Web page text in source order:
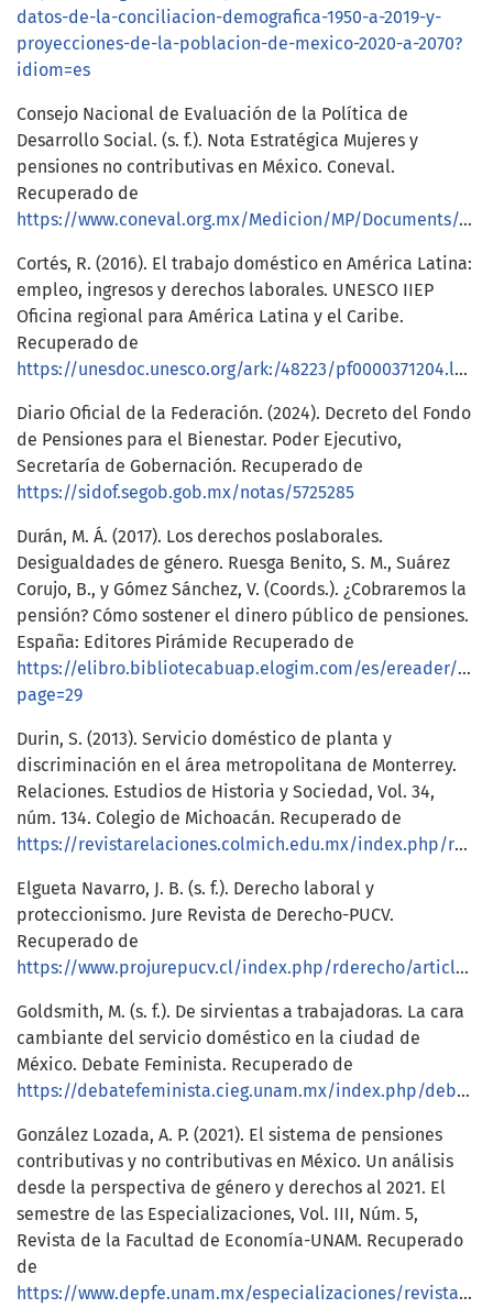
datos-de-la-conciliacion-demografica-1950-a-2019-y-
proyecciones-de-la-poblacion-de-mexico-2020-a-2070?
idiom=es
Consejo Nacional de Evaluación de la Política de
Desarrollo Social. (s. f.). Nota Estratégica Mujeres y
pensiones no contributivas en México. Coneval.
Recuperado de
https://www.coneval.org.mx/Medicion/MP/Documents/contribucion_estrategias_pobreza/Nota_estrategica_mujeres_pensiones.pdf
Cortés, R. (2016). El trabajo doméstico en América Latina:
empleo, ingresos y derechos laborales. UNESCO IIEP
Oficina regional para América Latina y el Caribe.
Recuperado de
https://unesdoc.unesco.org/ark:/48223/pf0000371204.locale=es
Diario Oficial de la Federación. (2024). Decreto del Fondo
de Pensiones para el Bienestar. Poder Ejecutivo,
Secretaría de Gobernación. Recuperado de
https://sidof.segob.gob.mx/notas/5725285
Durán, M. Á. (2017). Los derechos poslaborales.
Desigualdades de género. Ruesga Benito, S. M., Suárez
Corujo, B., y Gómez Sánchez, V. (Coords.). ¿Cobraremos la
pensión? Cómo sostener el dinero público de pensiones.
España: Editores Pirámide Recuperado de
https://elibro.bibliotecabuap.elogim.com/es/ereader/
page=29
Durin, S. (2013). Servicio doméstico de planta y
discriminación en el área metropolitana de Monterrey.
Relaciones. Estudios de Historia y Sociedad, Vol. 34,
núm. 134. Colegio de Michoacán. Recuperado de
https://revistarelaciones.colmich.edu.mx/index.php/relaciones/issue/view/18
Elgueta Navarro, J. B. (s. f.). Derecho laboral y
proteccionismo. Jure Revista de Derecho-PUCV.
Recuperado de
https://www.projurepucv.cl/index.php/rderecho/article/download/73/65/261
Goldsmith, M. (s. f.). De sirvientas a trabajadoras. La cara
cambiante del servicio doméstico en la ciudad de
México. Debate Feminista. Recuperado de
https://debatefeminista.cieg.unam.mx/index.php/debate_feminista/article/download/432/369/691
González Lozada, A. P. (2021). El sistema de pensiones
contributivas y no contributivas en México. Un análisis
desde la perspectiva de género y derechos al 2021. El
semestre de las Especializaciones, Vol. III, Núm. 5,
Revista de la Facultad de Economía-UNAM. Recuperado
de
https://www.depfe.unam.mx/especializaciones/revista/3-